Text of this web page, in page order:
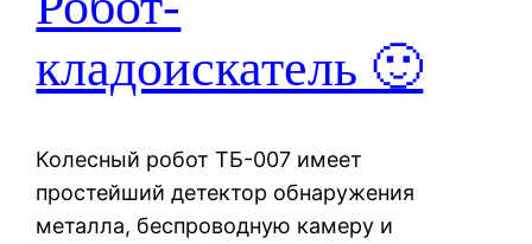
кладоискатель 🙂
Колесный робот ТБ-007 имеет
простейший детектор обнаружения
металла, беспроводную камеру и